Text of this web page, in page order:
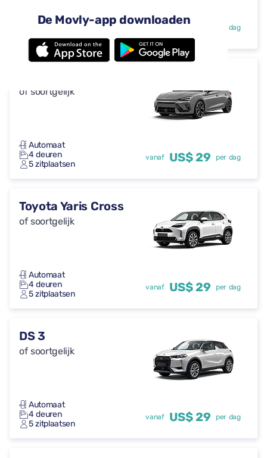
De Movly-app downloaden
Automaat
4 deuren
US$ 29 per dag
of soortgelijk
Automaat
4 deuren
5 zitplaatsen
vanaf US$ 29 per dag
Toyota Yaris Cross
of soortgelijk
Automaat
4 deuren
5 zitplaatsen
vanaf US$ 29 per dag
DS 3
of soortgelijk
Automaat
4 deuren
5 zitplaatsen
vanaf US$ 29 per dag